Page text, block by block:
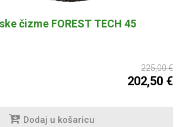
čizme FOREST TECH 45
225,00 €
202,50 €
Dodaj u košaricu